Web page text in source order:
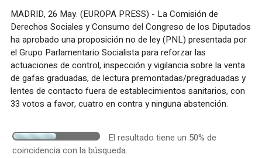
MADRID, 26 May. (EUROPA PRESS) - La Comisión de
Derechos Sociales y Consumo del Congreso de los Diputados
ha aprobado una proposición no de ley (PNL) presentada por
el Grupo Parlamentario Socialista para reforzar las
actuaciones de control, inspección y vigilancia sobre la venta
de gafas graduadas, de lectura premontadas/pregraduadas y
lentes de contacto fuera de establecimientos sanitarios, con
33 votos a favor, cuatro en contra y ninguna abstención.
El resultado tiene un 50% de
coincidencia con la búsqueda.